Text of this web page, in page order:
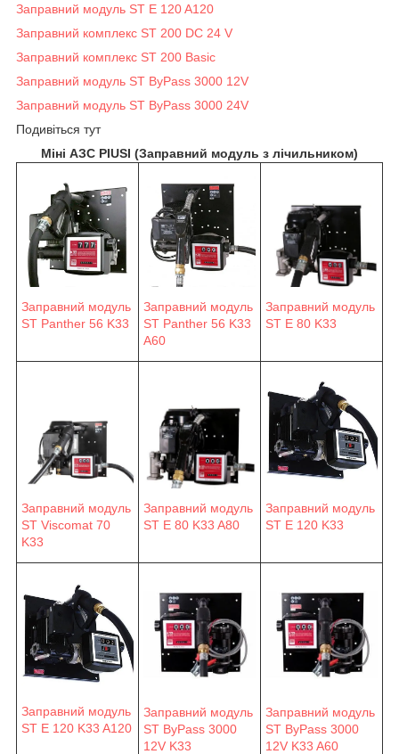
Заправний модуль ST E 120 A120
Заправний комплекс ST 200 DC 24 V
Заправний комплекс ST 200 Basic
Заправний модуль ST ByPass 3000 12V
Заправний модуль ST ByPass 3000 24V
Подивіться тут
Міні АЗС PIUSI (Заправний модуль з лічильником)
Заправний модуль
ST Panther 56 K33
Заправний модуль
ST Panther 56 K33
A60
Заправний модуль
ST E 80 K33
Заправний модуль
ST Viscomat 70
K33
Заправний модуль
ST E 80 K33 A80
Заправний модуль
ST E 120 K33
Заправний модуль
ST E 120 K33 A120
Заправний модуль
ST ByPass 3000
12V K33
Заправний модуль
ST ByPass 3000
12V K33 A60